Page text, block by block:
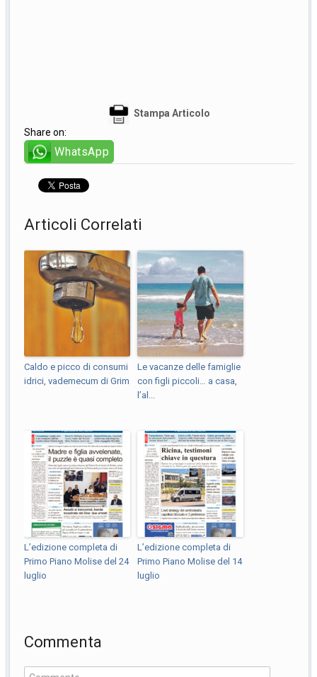
Stampa Articolo
Share on:
WhatsApp
Articoli Correlati
Caldo e picco di consumi
idrici, vademecum di Grim
Le vacanze delle famiglie
con figli piccoli… a casa,
l’al...
L’edizione completa di
Primo Piano Molise del 24
luglio
L’edizione completa di
Primo Piano Molise del 14
luglio
Commenta